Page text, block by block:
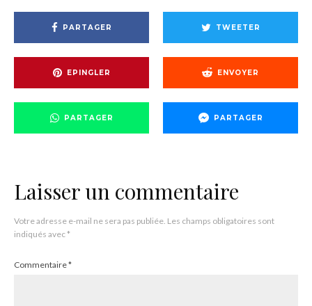
PARTAGER TWEETER
EPINGLER ENVOYER
PARTAGER PARTAGER
Laisser un commentaire
Votre adresse e-mail ne sera pas publiée. Les champs obligatoires sont
indiqués avec*
Commentaire*